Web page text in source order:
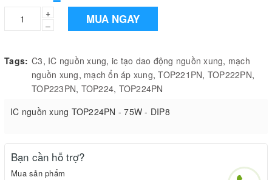
+
–
MUA NGAY
Tags: C3, IC nguồn xung, ic tạo dao động nguồn xung, mạch
nguồn xung, mạch ổn áp xung,TOP221PN, TOP222PN,
TOP223PN, TOP224, TOP224PN
IC nguồn xung TOP224PN - 75W - DIP8
Bạn cần hỗ trợ?
Mua sản phẩm